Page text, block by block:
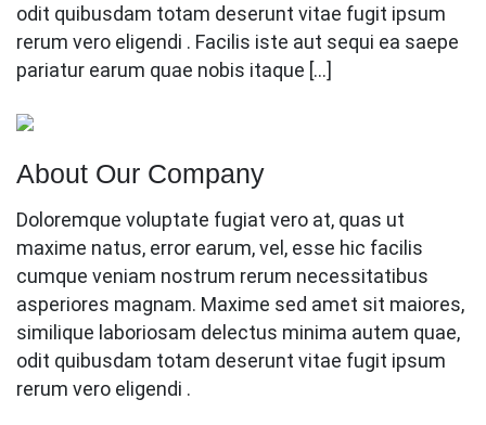
odit quibusdam totam deserunt vitae fugit ipsum
rerum vero eligendi . Facilis iste aut sequi ea saepe
pariatur earum quae nobis itaque […]
About Our Company
Doloremque voluptate fugiat vero at, quas ut
maxime natus, error earum, vel, esse hic facilis
cumque veniam nostrum rerum necessitatibus
asperiores magnam. Maxime sed amet sit maiores,
similique laboriosam delectus minima autem quae,
odit quibusdam totam deserunt vitae fugit ipsum
rerum vero eligendi .